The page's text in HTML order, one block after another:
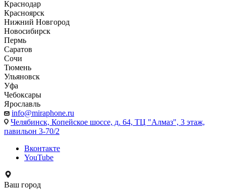
Краснодар
Красноярск
Нижний Новгород
Новосибирск
Пермь
Саратов
Сочи
Тюмень
Ульяновск
Уфа
Чебоксары
Ярославль
info@miraphone.ru
Челябинск, Копейское шоссе, д. 64, ТЦ "Алмаз", 3 этаж,
павильон 3-70/2
Вконтакте
YouTube
Ваш город